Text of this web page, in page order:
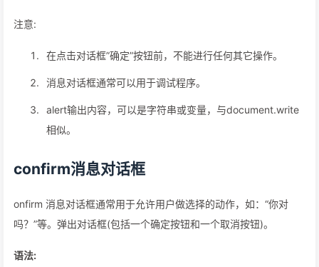
注意:
在点击对话框”确定”按钮前，不能进行任何其它操作。
消息对话框通常可以用于调试程序。
alert输出内容，可以是字符串或变量，与document.write
相似。
confirm消息对话框
onfirm 消息对话框通常用于允许用户做选择的动作，如：“你对
吗？”等。弹出对话框(包括一个确定按钮和一个取消按钮)。
语法: